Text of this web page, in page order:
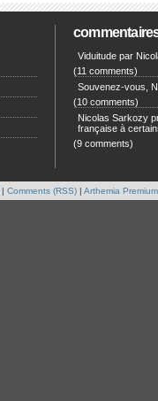
Viduitude par
(11 comments)
Souvenez-vous,
(10 comments)
Nicolas Sarkozy
française à
(9 comments)
| Comments (RSS) | Arthemia Premium